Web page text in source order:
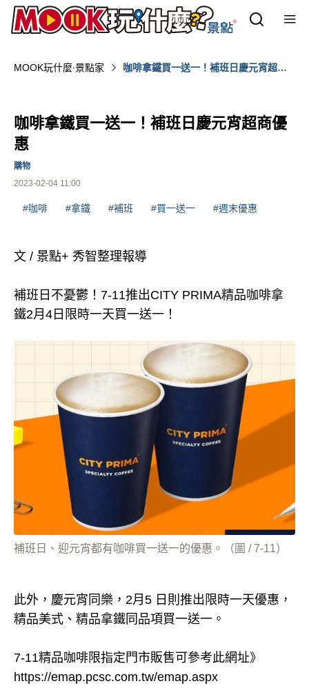
MOOK玩什麼‧景點家
咖啡拿鐵買一送一！補班日慶元宵超商
咖啡拿鐵買一送一！補班日慶元宵超商優
惠
2023-02-04 11:00
購物
#咖啡 #拿鐵 #補班 #買一送一 #週末優惠
文 / 景點+ 秀智整理報導
補班日不憂鬱！7-11推出CITY PRIMA精品咖啡拿
鐵2月4日限時一天買一送一！
補班日、迎元宵都有咖啡買一送一的優惠。（圖 / 7-11）
此外，慶元宵同樂，2月5 日則推出限時一天優惠，
精品美式、精品拿鐵同品項買一送一。
7-11精品咖啡限指定門市販售可參考此網址》
https://emap.pcsc.com.tw/emap.aspx